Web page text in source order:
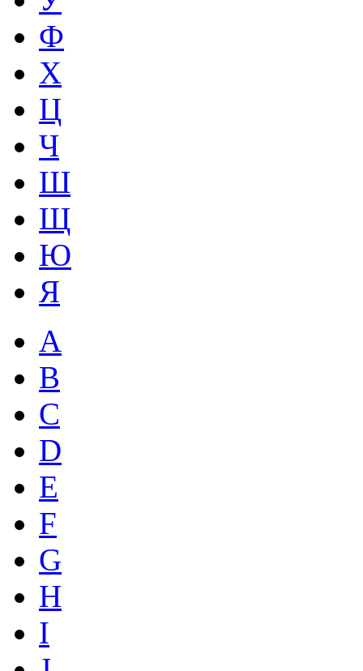
Ф
Х
Ц
Ч
Ш
Щ
Ю
Я
A
B
C
D
E
F
G
H
I